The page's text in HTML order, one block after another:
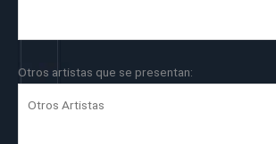
Otros artistas que se presentan: